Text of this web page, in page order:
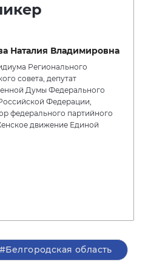
Наталия Владимировна
Регионального
совета, депутат
Думы Федерального
Федерации,
федерального партийного
движение Единой
#Белгородская область